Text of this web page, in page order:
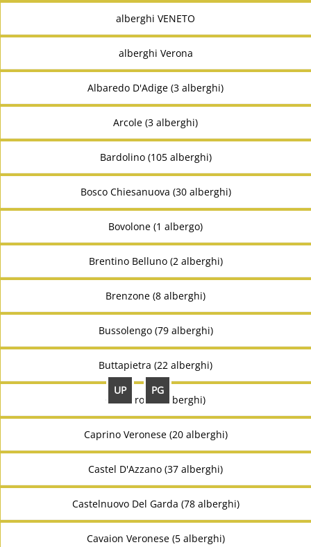
UP PG
alberghi VENETO
alberghi Verona
Albaredo D'Adige (3 alberghi)
Arcole (3 alberghi)
Bardolino (105 alberghi)
Bosco Chiesanuova (30 alberghi)
Bovolone (1 albergo)
Brentino Belluno (2 alberghi)
Brenzone (8 alberghi)
Bussolengo (79 alberghi)
Buttapietra (22 alberghi)
Caldiero (23 alberghi)
Caprino Veronese (20 alberghi)
Castel D'Azzano (37 alberghi)
Castelnuovo Del Garda (78 alberghi)
Cavaion Veronese (5 alberghi)